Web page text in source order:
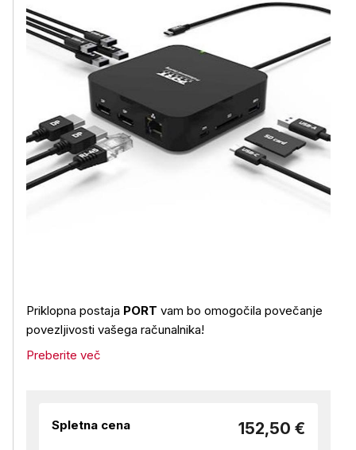
Priklopna postaja PORT vam bo omogočila povečanje
povezljivosti vašega računalnika!
Preberite več
Spletna cena 152,50 €